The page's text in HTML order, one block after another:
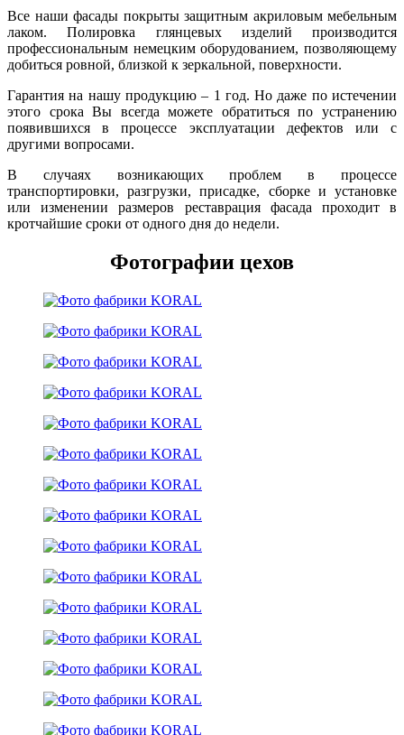
Все наши фасады покрыты защитным акриловым мебельным
лаком. Полировка глянцевых изделий производится
профессиональным немецким оборудованием, позволяющему
добиться ровной, близкой к зеркальной, поверхности.
Гарантия на нашу продукцию – 1 год. Но даже по истечении
этого срока Вы всегда можете обратиться по устранению
появившихся в процессе эксплуатации дефектов или с
другими вопросами.
В случаях возникающих проблем в процессе
транспортировки, разгрузки, присадке, сборке и установке
или изменении размеров реставрация фасада проходит в
кротчайшие сроки от одного дня до недели.
Фотографии цехов